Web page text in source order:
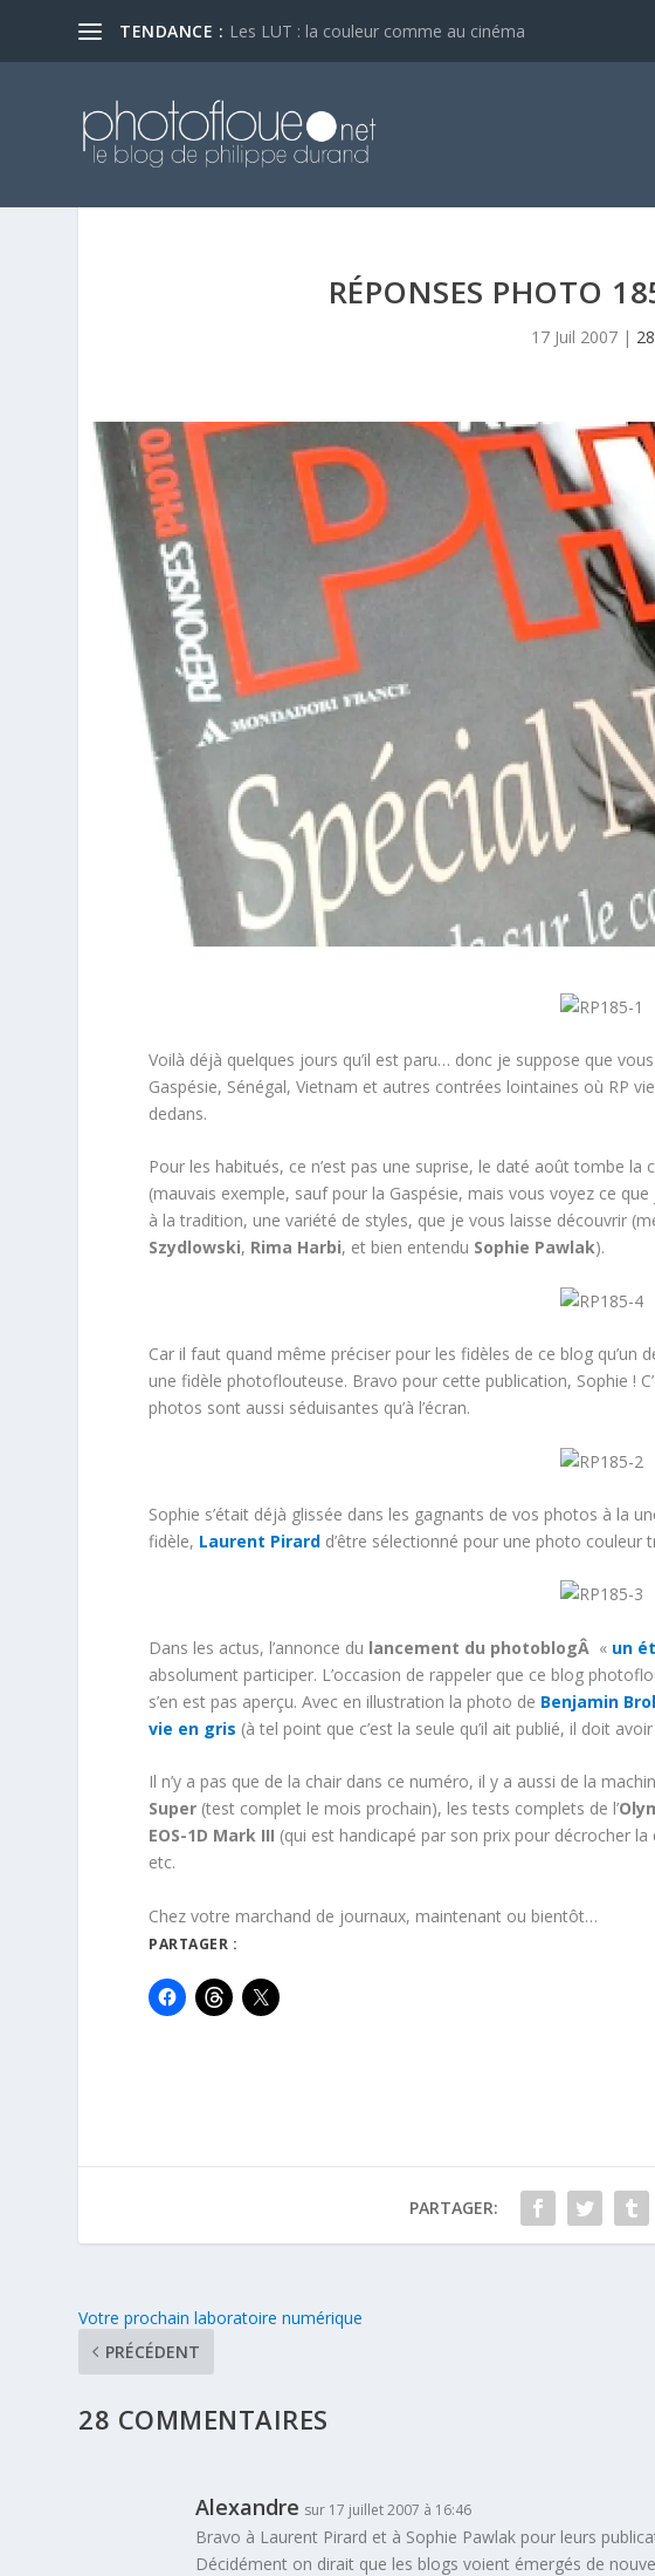
TENDANCE : Les LUT : la couleur comme au cinéma
RÉPONSES PHOTO
17 Juil 2007| 28
Voilà déjà quelques jours qu’il est paru… donc je suppose que
Gaspésie, Sénégal, Vietnam et autres contrées lointaines où RP
dedans.
Pour les habitués, ce n’est pas une suprise, le daté août tombe la
(mauvais exemple, sauf pour la Gaspésie, mais vous voyez ce que
à la tradition, une variété de styles, que je vous laisse découvrir
Szydlowski, Rima Harbi, et bien entendu Sophie Pawlak).
Car il faut quand même préciser pour les fidèles de ce blog qu’un
une fidèle photoflouteuse. Bravo pour cette publication, Sophie !
photos sont aussi séduisantes qu’à l’écran.
Sophie s’était déjà glissée dans les gagnants de vos photos à la
fidèle, Laurent Pirard d’être sélectionné pour une photo couleur
Dans les actus, l’annonce du lancement du photoblogÂ « un
absolument participer. L’occasion de rappeler que ce blog
s’en est pas aperçu. Avec en illustration la photo de Benjamin
vie en gris (à tel point que c’est la seule qu’il ait publié, il doit
Il n’y a pas que de la chair dans ce numéro, il y a aussi de la
Super (test complet le mois prochain), les tests complets de l’
EOS-1D Mark III (qui est handicapé par son prix pour décrocher
etc.
Chez votre marchand de journaux, maintenant ou bientôt…
PARTAGER :
PARTAGER:
Votre prochain laboratoire numérique
PRÉCÉDENT
28 COMMENTAIRES
Alexandre sur 17 juillet 2007 à 16:46
Bravo à Laurent Pirard et à Sophie Pawlak pour leurs
Décidément on dirait que les blogs voient émergés de